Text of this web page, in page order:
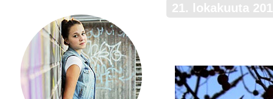
21. lokakuuta